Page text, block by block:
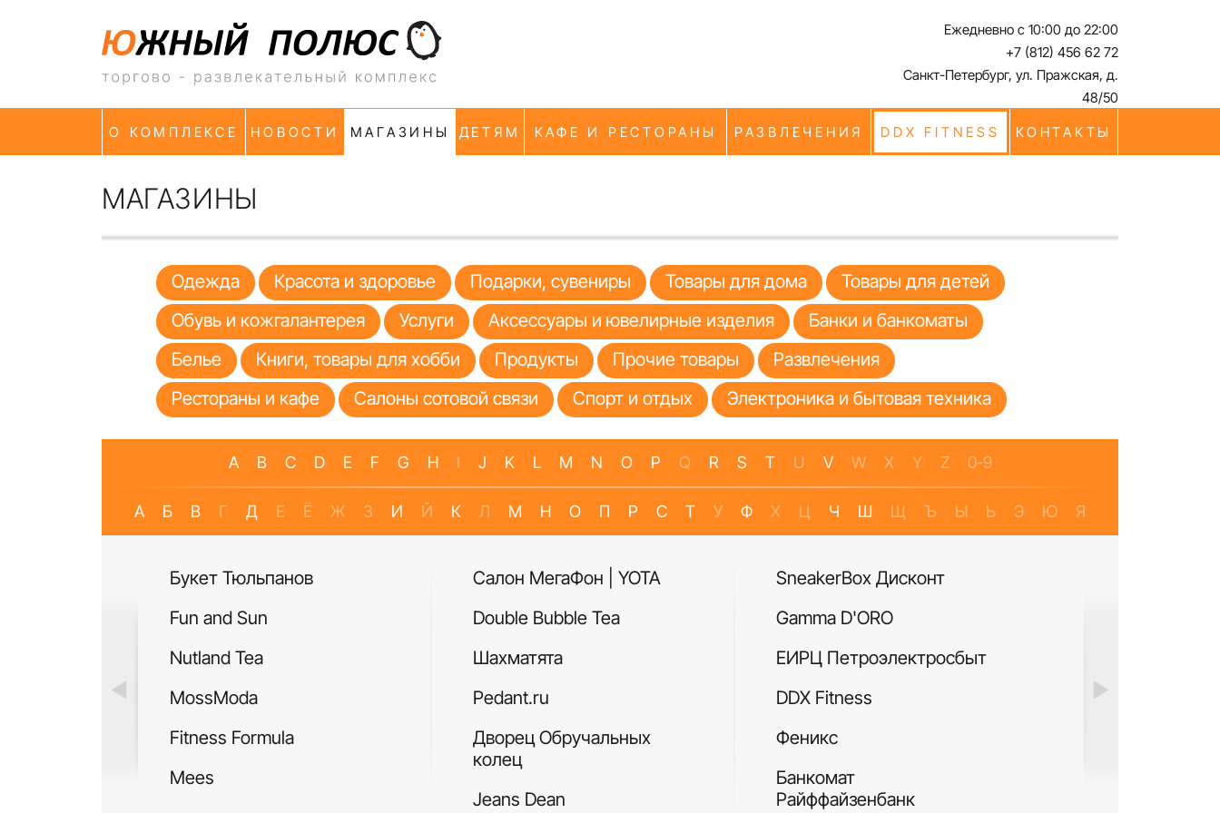
Ежедневно с 10:00 до 22:00
+7 (812) 456 62 72
Санкт-Петербург, ул. Пражская, д.
48/50
О КОМПЛЕКСЕ
НОВОСТИ МАГАЗИНЫ ДЕТЯМ КАФЕ И РЕСТОРАНЫ РАЗВЛЕЧЕНИЯ DDX FITNESS КОНТАКТЫ
МАГАЗИНЫ
Одежда Красота и здоровье Подарки, сувениры Товары для дома
Товары для детей
Обувь и кожгалантерея
Услуги Аксессуары и ювелирные изделия
Банки и банкоматы
Белье
Книги, товары для хобби Продукты Прочие товары
Развлечения
Рестораны и кафе
Салоны сотовой связи Спорт и отдых Электроника и бытовая техника
A B C D E F G H I J K L M N O P Q R S T U V W X Y Z 0-9
А Б В Г Д Е Ё Ж З И Й К Л М Н О П Р С Т У Ф Х Ц Ч Ш Щ Ъ Ы Ь Э Ю Я
Букет Тюльпанов
Fun and Sun
Nutland Tea
MossModa
Fitness Formula
Mees
Салон МегаФон | YOTA
Double Bubble Tea
Шахматята
Pedant.ru
Дворец Обручальных
колец
Jeans Dean
SneakerBox Дисконт
Gamma D'ORO
ЕИРЦ Петроэлектросбыт
DDX Fitness
Феникс
Банкомат
Райффайзенбанк
Си Виф